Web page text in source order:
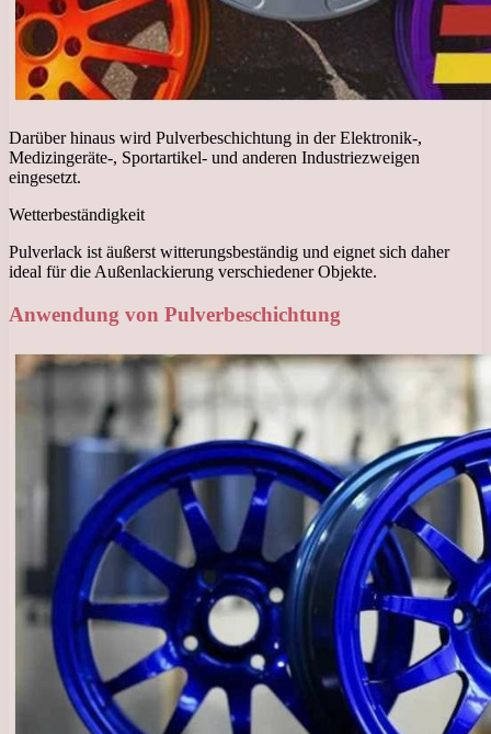
Darüber hinaus wird Pulverbeschichtung in der Elektronik-,
Medizingeräte-, Sportartikel- und anderen Industriezweigen
eingesetzt.
Wetterbeständigkeit
Pulverlack ist äußerst witterungsbeständig und eignet sich daher
ideal für die Außenlackierung verschiedener Objekte.
Anwendung von Pulverbeschichtung